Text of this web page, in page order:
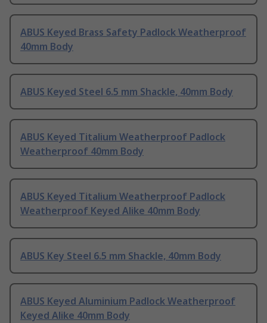
ABUS Keyed Brass Safety Padlock Weatherproof
40mm Body
ABUS Keyed Steel 6.5 mm Shackle, 40mm Body
ABUS Keyed Titalium Weatherproof Padlock
Weatherproof 40mm Body
ABUS Keyed Titalium Weatherproof Padlock
Weatherproof Keyed Alike 40mm Body
ABUS Key Steel 6.5 mm Shackle, 40mm Body
ABUS Keyed Aluminium Padlock Weatherproof
Keyed Alike 40mm Body